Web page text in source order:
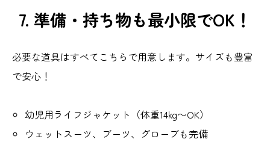
7. 準備・持ち物も最小限でOK！
必要な道具はすべてこちらで用意します。サイズも豊富
で安心！
幼児用ライフジャケット（体重14kg〜OK）
ウェットスーツ、ブーツ、グローブも完備